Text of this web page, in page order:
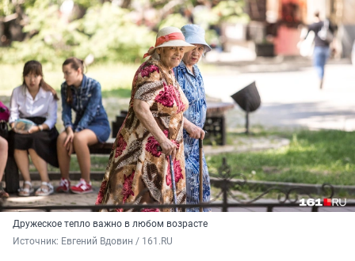
Дружеское тепло важно в любом возрасте
Источник: Евгений Вдовин / 161.RU